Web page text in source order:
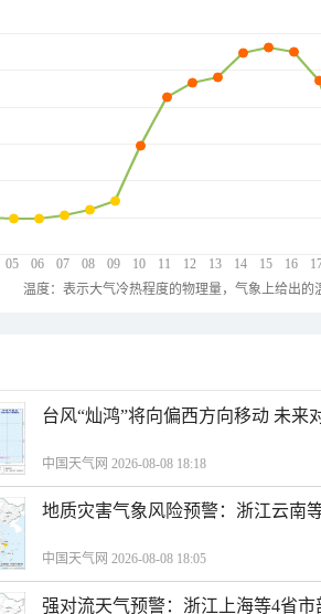
05 06 07 08 09 10 11 12 13 14 15 16
温度：表示大气冷热程度的物理量，气象上给出
台风“灿鸿”将向偏西方向移动 未来
中国天气网 2026-08-08 18:18
地质灾害气象风险预警：浙江云南
中国天气网 2026-08-08 18:05
强对流天气预警：浙江上海等4省